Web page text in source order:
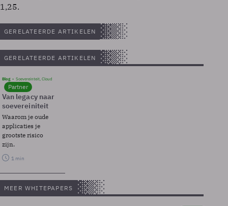
1,25.
GERELATEERDE ARTIKELEN
GERELATEERDE ARTIKELEN
Blog Soevereinteit, Cloud
Partner
Van legacy naar
soevereiniteit
Waarom je oude
applicaties je
grootste risico
zijn.
1 min
MEER WHITEPAPERS